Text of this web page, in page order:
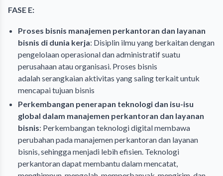
FASE E:
Proses bisnis manajemen perkantoran dan layanan
bisnis di dunia kerja: Disiplin ilmu yang berkaitan dengan
pengelolaan operasional dan administratif suatu
perusahaan atau organisasi. Proses bisnis
adalah serangkaian aktivitas yang saling terkait untuk
mencapai tujuan bisnis
Perkembangan penerapan teknologi dan isu-isu
global dalam manajemen perkantoran dan layanan
bisnis: Perkembangan teknologi digital membawa
perubahan pada manajemen perkantoran dan layanan
bisnis, sehingga menjadi lebih efisien. Teknologi
perkantoran dapat membantu dalam mencatat,